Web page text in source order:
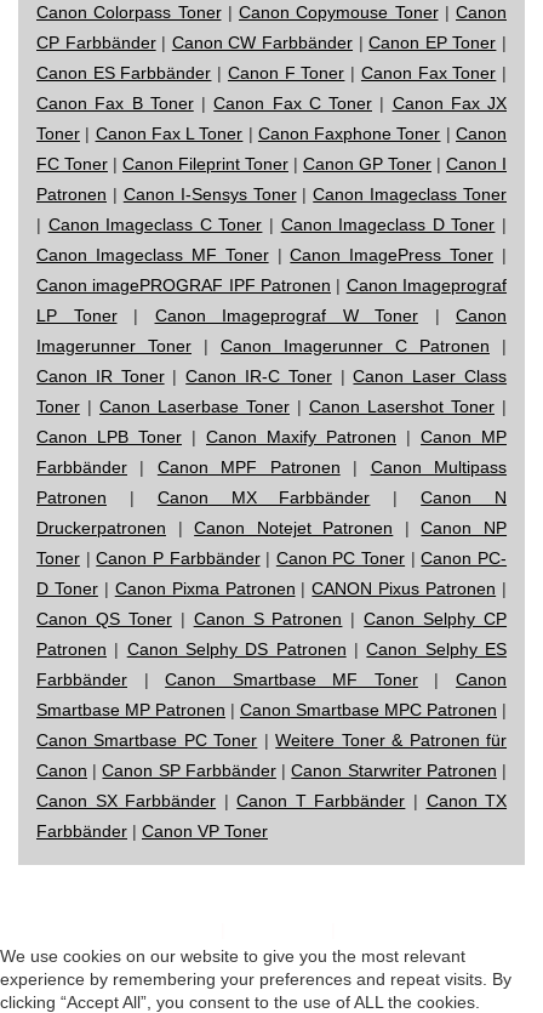
Canon Colorpass Toner| Canon Copymouse Toner| Canon
CP Farbbänder| Canon CW Farbbänder |Canon EP Toner |
Canon ES Farbbänder | Canon F Toner | Canon Fax Toner |
Canon Fax B Toner|Canon Fax C Toner | Canon Fax JX
Toner | Canon Fax L Toner | Canon Faxphone Toner |Canon
FC Toner | Canon Fileprint Toner | Canon GP Toner | Canon I
Patronen | Canon I-Sensys Toner|Canon Imageclass Toner
| Canon Imageclass C Toner | Canon Imageclass D Toner |
Canon Imageclass MF Toner|Canon ImagePress Toner |
Canon imagePROGRAF IPF Patronen | Canon Imageprograf
LP Toner| Canon Imageprograf W Toner | Canon
Imagerunner Toner | Canon Imagerunner C Patronen |
Canon IR Toner|Canon IR-C Toner|Canon Laser Class
Toner | Canon Laserbase Toner | Canon Lasershot Toner |
Canon LPB Toner | Canon Maxify Patronen | Canon MP
Farbbänder | Canon MPF Patronen | Canon Multipass
Patronen | Canon MX Farbbänder |Canon N
Druckerpatronen |Canon Notejet Patronen |Canon NP
Toner |Canon P Farbbänder| Canon PC Toner |Canon PC-
D Toner| Canon Pixma Patronen |CANON Pixus Patronen |
Canon QS Toner| Canon S Patronen |Canon Selphy CP
Patronen | Canon Selphy DS Patronen |Canon Selphy ES
Farbbänder |Canon Smartbase MF Toner|Canon
Smartbase MP Patronen | Canon Smartbase MPC Patronen |
Canon Smartbase PC Toner |Weitere Toner & Patronen für
Canon |Canon SP Farbbänder|Canon Starwriter Patronen |
Canon SX Farbbänder |Canon T Farbbänder | Canon TX
Farbbänder | Canon VP Toner
We use cookies on our website to give you the most relevant
experience by remembering your preferences and repeat visits. By
clicking “Accept All”, you consent to the use of ALL the cookies.